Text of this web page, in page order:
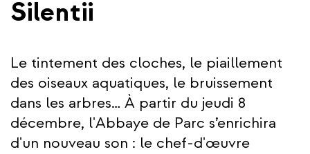
Silentii
Le tintement des cloches, le piaillement
des oiseaux aquatiques, le bruissement
dans les arbres… À partir du jeudi 8
décembre, l'Abbaye de Parc s’enrichira
d'un nouveau son : le chef-d'œuvre